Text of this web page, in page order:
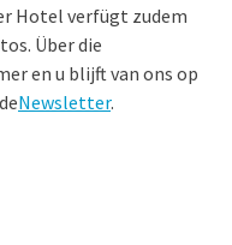
Hotel verfügt zudem
Über die
en u blijft van ons op
Newsletter.